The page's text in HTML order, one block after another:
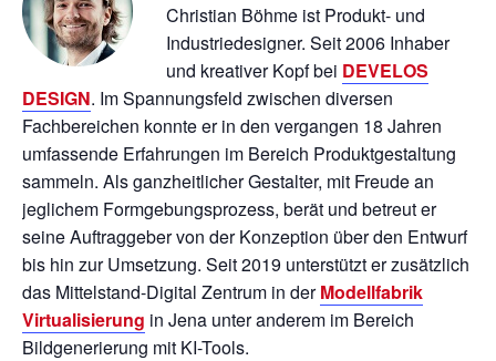
Christian Böhme ist Produkt- und
Industriedesigner. Seit 2006 Inhaber
und kreativer Kopf bei DEVELOS
DESIGN. Im Spannungsfeld zwischen diversen
Fachbereichen konnte er in den vergangen 18 Jahren
umfassende Erfahrungen im Bereich Produktgestaltung
sammeln. Als ganzheitlicher Gestalter, mit Freude an
jeglichem Formgebungsprozess, berät und betreut er
seine Auftraggeber von der Konzeption über den Entwurf
bis hin zur Umsetzung. Seit 2019 unterstützt er zusätzlich
das Mittelstand-Digital Zentrum in derModellfabrik
Virtualisierung in Jena unter anderem im Bereich
Bildgenerierung mit KI-Tools.